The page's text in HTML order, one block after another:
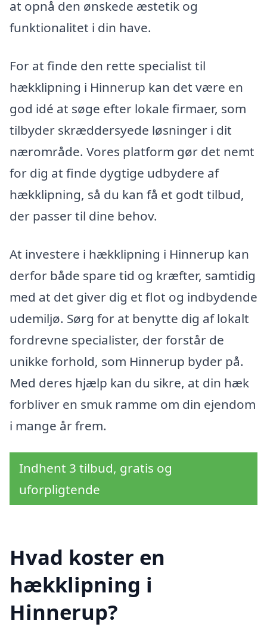
at opnå den ønskede æstetik og
funktionalitet i din have.
For at finde den rette specialist til
hækklipning i Hinnerup kan det være en
god idé at søge efter lokale firmaer, som
tilbyder skræddersyede løsninger i dit
nærområde. Vores platform gør det nemt
for dig at finde dygtige udbydere af
hækklipning, så du kan få et godt tilbud,
der passer til dine behov.
At investere i hækklipning i Hinnerup kan
derfor både spare tid og kræfter, samtidig
med at det giver dig et flot og indbydende
udemiljø. Sørg for at benytte dig af lokalt
fordrevne specialister, der forstår de
unikke forhold, som Hinnerup byder på.
Med deres hjælp kan du sikre, at din hæk
forbliver en smuk ramme om din ejendom
i mange år frem.
Indhent 3 tilbud, gratis og
uforpligtende
Hvad koster en
hækklipning i
Hinnerup?